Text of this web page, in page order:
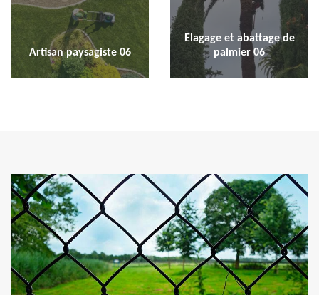
Artisan paysagiste 06
Elagage et abattage de
palmier 06